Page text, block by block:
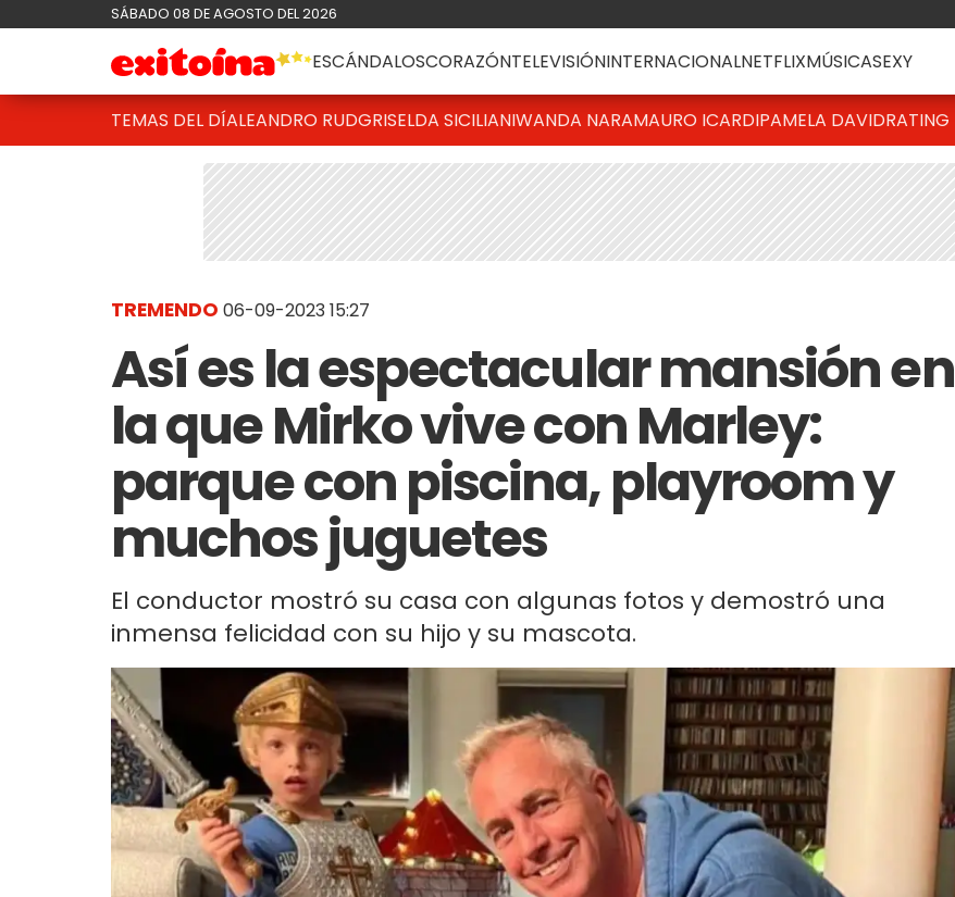
SÁBADO 08 DE AGOSTO DEL 2026
ESCÁNDALOSCORAZÓNTELEVISIÓNINTERNACIONALNETFLIXMÚSICASEXY
TEMAS DEL DÍALEANDRO RUDGRISELDA SICILIANIWANDA NARAMAURO ICARDIPAMELA DAVIDRATING
TREMENDO 06-09-2023 15:27
Así es la espectacular mansión en
la que Mirko vive con Marley:
parque con piscina, playroom y
muchos juguetes
El conductor mostró su casa con algunas fotos y demostró una
inmensa felicidad con su hijo y su mascota.